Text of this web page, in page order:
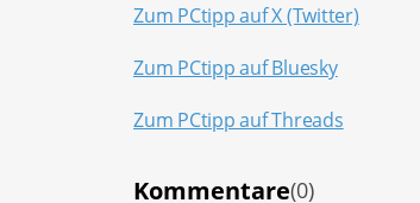
Zum PCtipp auf X (Twitter)
Zum PCtipp auf Bluesky
Zum PCtipp auf Threads
Kommentare(0)